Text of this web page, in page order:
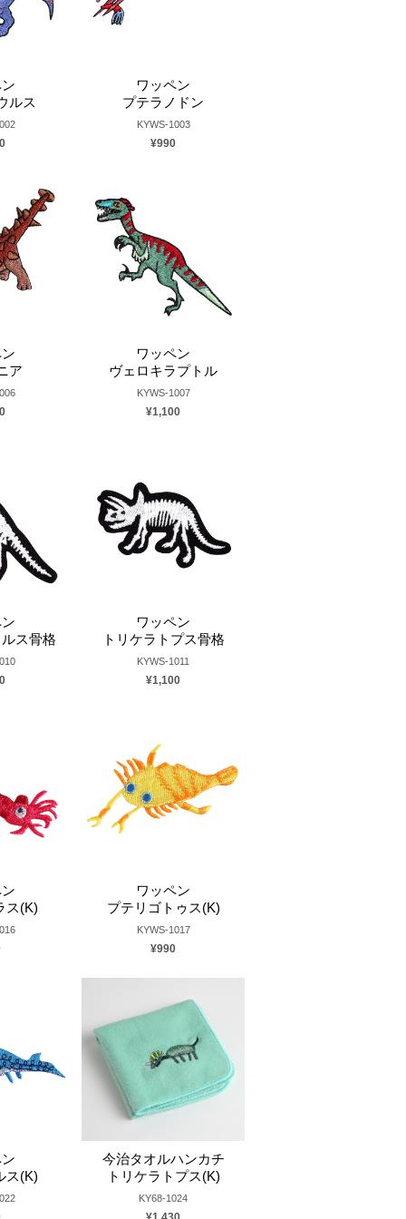
ルス
ワッペン
プテラノドン
KYWS-1003
¥990
ア
ワッペン
ヴェロキラプトル
KYWS-1007
¥1,100
ス骨格
ワッペン
トリケラトプス骨格
KYWS-1011
¥1,100
ス(K)
ワッペン
プテリゴトゥス(K)
KYWS-1017
¥990
ス(K)
今治タオルハンカチ
トリケラトプス(K)
KY68-1024